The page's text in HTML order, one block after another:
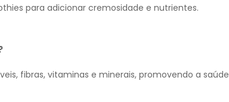
para adicionar cremosidade e nutrientes.
fibras, vitaminas e minerais, promovendo a saúde